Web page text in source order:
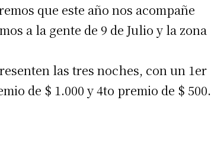
*
que este año nos acompañe
a la gente de 9 de Julio y la zona
las tres noches, con un 1er
de $ 1.000 y 4to premio de $ 500.